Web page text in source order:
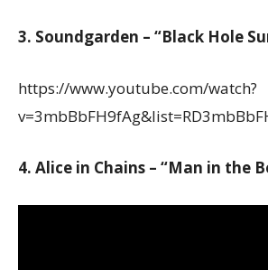
3. Soundgarden – “Black Hole
https://www.youtube.com/watch?
4. Alice in Chains – “Man in the